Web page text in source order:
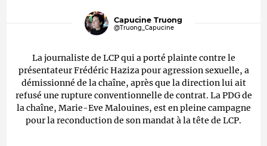
Capucine Truong
@Truong_Capucine
La journaliste de LCP qui a porté plainte contre le
présentateur Frédéric Haziza pour agression sexuelle, a
démissionné de la chaîne, après que la direction lui ait
refusé une rupture conventionnelle de contrat. La PDG de
la chaîne, Marie-Eve Malouines, est en pleine campagne
pour la reconduction de son mandat à la tête de LCP.